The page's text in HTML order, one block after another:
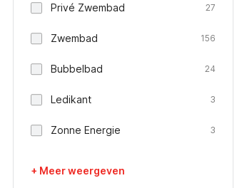
Privé Zwembad 27
Zwembad 156
Bubbelbad 24
Ledikant 3
Zonne Energie 3
+ Meer weergeven